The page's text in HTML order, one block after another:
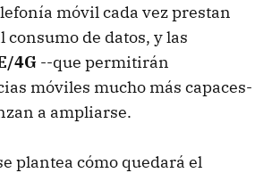
móvil cada vez prestan
consumo de datos, y las
4G --que permitirán
móviles mucho más capaces-
a ampliarse.
plantea cómo quedará el